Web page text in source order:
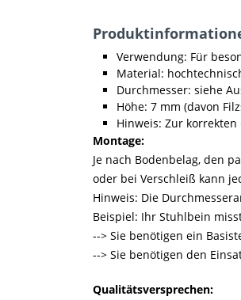
Verwendung: Für
Material:
Durchmesser: siehe
Höhe: 7 mm (davon
Hinweis: Zur
Montage:
Je nach Bodenbelag, den
oder bei Verschleiß kann
Hinweis: Die
Beispiel: Ihr Stuhlbein
--> Sie benötigen ein
--> Sie benötigen den
Qualitätsversprechen: